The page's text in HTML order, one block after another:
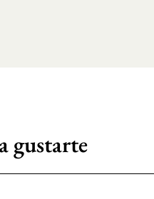
gustarte